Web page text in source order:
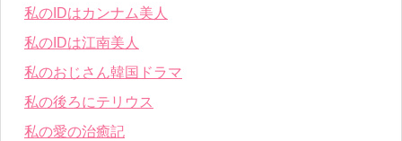
私のIDはカンナム美人
私のIDは江南美人
私のおじさん韓国ドラマ
私の後ろにテリウス
私の愛の治癒記